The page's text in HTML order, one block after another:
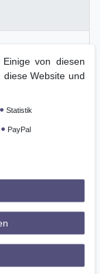
abgebildet mit
von diesen
Website und
Statistik
PayPal